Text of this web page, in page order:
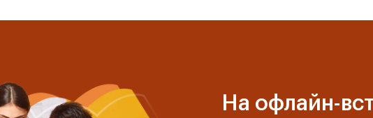
На офлайн-